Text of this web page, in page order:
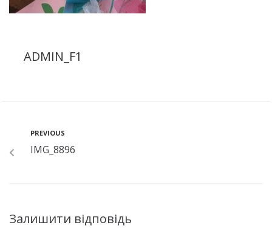
ADMIN_F1
PREVIOUS
IMG_8896
Залишити відповідь